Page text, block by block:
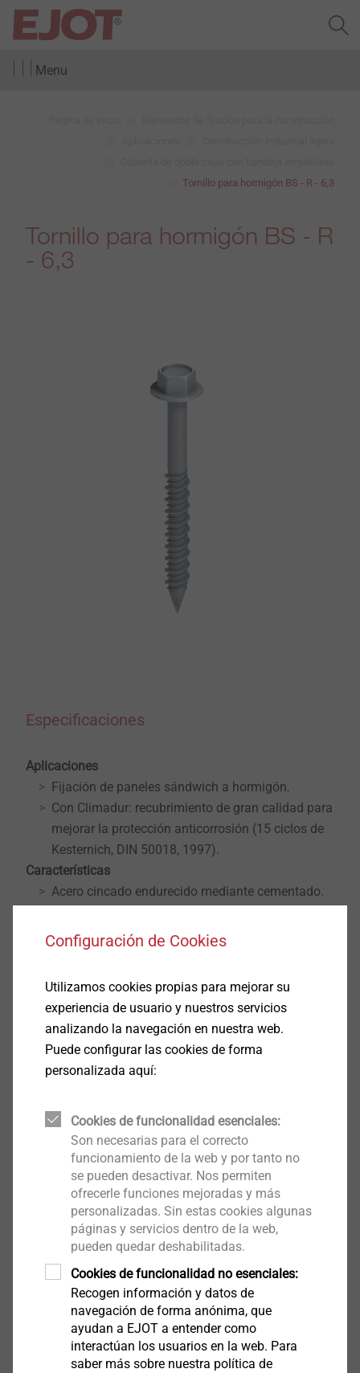
Menu
Tornillo para hormigón BS - R - 6,3
Tornillo para hormigón BS - R
- 6,3
Especificaciones
Aplicaciones
Fijación de paneles sándwich a hormigón.
Con Climadur: recubrimiento de gran calidad para
mejorar la protección anticorrosión (15 ciclos de
Kesternich, DIN 50018, 1997).
Características
Acero cincado endurecido mediante cementado.
Diámetro nominal: 5,0 mm
Accionamiento: Hexagonal SW8
Profundidad de taladro ≥ 45 mm
Descargas
Largos disponibles
Configuración de Cookies
Utilizamos cookies propias para mejorar su
experiencia de usuario y nuestros servicios
analizando la navegación en nuestra web.
Puede configurar las cookies de forma
personalizada aquí:
Cookies de funcionalidad esenciales:
Son necesarias para el correcto
funcionamiento de la web y por tanto no
se pueden desactivar. Nos permiten
ofrecerle funciones mejoradas y más
personalizadas. Sin estas cookies algunas
páginas y servicios dentro de la web,
pueden quedar deshabilitadas.
Cookies de funcionalidad no esenciales:
Recogen información y datos de
navegación de forma anónima, que
ayudan a EJOT a entender como
interactúan los usuarios en la web. Para
saber más sobre nuestra política de